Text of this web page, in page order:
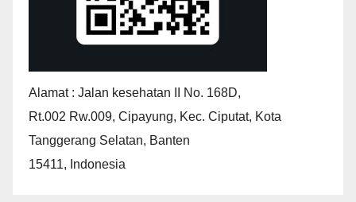
Alamat : Jalan kesehatan II No. 168D,
Rt.002 Rw.009, Cipayung, Kec. Ciputat, Kota
Tanggerang Selatan, Banten
15411, Indonesia